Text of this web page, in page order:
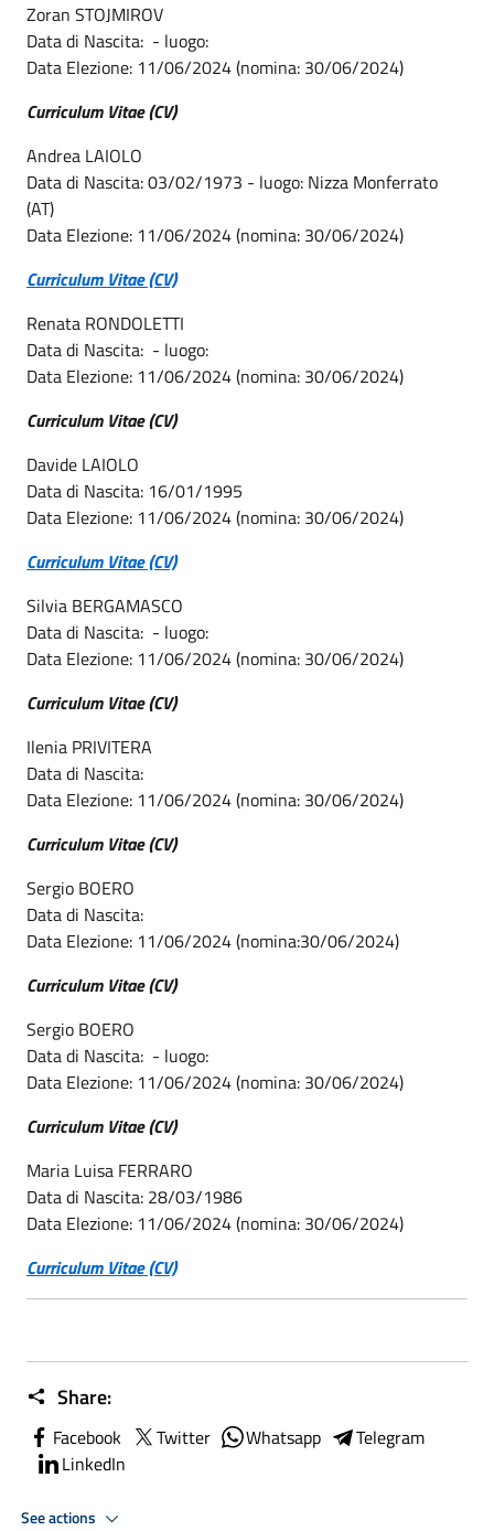
Zoran STOJMIROV
Data di Nascita: - luogo:
Data Elezione: 11/06/2024 (nomina: 30/06/2024)
Curriculum Vitae (CV)
Andrea LAIOLO
Data di Nascita: 03/02/1973 - luogo: Nizza Monferrato
(AT)
Data Elezione: 11/06/2024 (nomina: 30/06/2024)
Curriculum Vitae (CV)
Renata RONDOLETTI
Data di Nascita: - luogo:
Data Elezione: 11/06/2024 (nomina: 30/06/2024)
Curriculum Vitae (CV)
Davide LAIOLO
Data di Nascita: 16/01/1995
Data Elezione: 11/06/2024 (nomina: 30/06/2024)
Curriculum Vitae (CV)
Silvia BERGAMASCO
Data di Nascita: - luogo:
Data Elezione: 11/06/2024 (nomina: 30/06/2024)
Curriculum Vitae (CV)
Ilenia PRIVITERA
Data di Nascita:
Data Elezione: 11/06/2024 (nomina: 30/06/2024)
Curriculum Vitae (CV)
Sergio BOERO
Data di Nascita:
Data Elezione: 11/06/2024 (nomina:30/06/2024)
Curriculum Vitae (CV)
Sergio BOERO
Data di Nascita: - luogo:
Data Elezione: 11/06/2024 (nomina: 30/06/2024)
Curriculum Vitae (CV)
Maria Luisa FERRARO
Data di Nascita: 28/03/1986
Data Elezione: 11/06/2024 (nomina: 30/06/2024)
Curriculum Vitae (CV)
Share:
Facebook Twitter Whatsapp
Telegram
LinkedIn
See actions